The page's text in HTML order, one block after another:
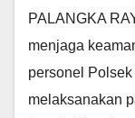
PALANGKA
menjaga
personel
melaksanakan